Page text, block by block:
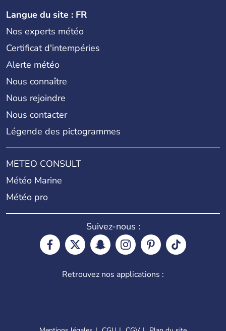
Langue du site : FR
Nos experts météo
Certificat d'intempéries
Alerte météo
Nous connaître
Nous rejoindre
Nous contacter
Légende des pictogrammes
METEO CONSULT
Météo Marine
Météo pro
Suivez-nous :
Retrouvez nos applications :